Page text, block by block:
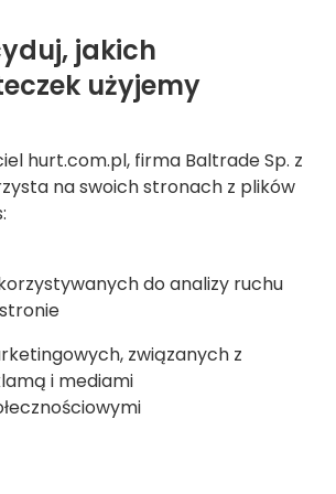
mnie o dostępności
jakich
użyjemy
hurt.com.pl, firma Baltrade Sp. z
na swoich stronach z plików
do analizy ruchu
związanych z
i mediami